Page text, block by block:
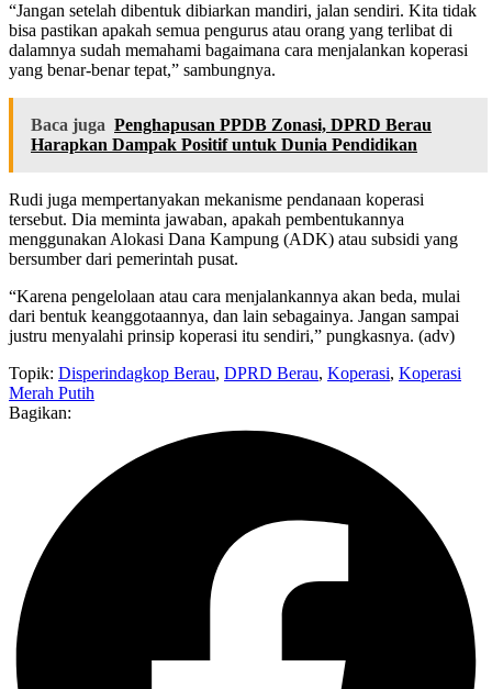
“Jangan setelah dibentuk dibiarkan mandiri, jalan sendiri. Kita tidak
bisa pastikan apakah semua pengurus atau orang yang terlibat di
dalamnya sudah memahami bagaimana cara menjalankan koperasi
yang benar-benar tepat,” sambungnya.
Baca juga Penghapusan PPDB Zonasi, DPRD Berau
Harapkan Dampak Positif untuk Dunia Pendidikan
Rudi juga mempertanyakan mekanisme pendanaan koperasi
tersebut. Dia meminta jawaban, apakah pembentukannya
menggunakan Alokasi Dana Kampung (ADK) atau subsidi yang
bersumber dari pemerintah pusat.
“Karena pengelolaan atau cara menjalankannya akan beda, mulai
dari bentuk keanggotaannya, dan lain sebagainya. Jangan sampai
justru menyalahi prinsip koperasi itu sendiri,” pungkasnya. (adv)
Topik: Disperindagkop Berau, DPRD Berau, Koperasi, Koperasi
Merah Putih
Bagikan: